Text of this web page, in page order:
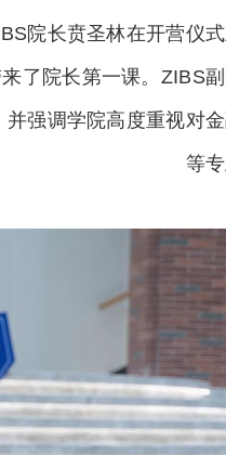
院长贲圣林在开营仪
了院长第一课。ZIBS
强调学院高度重视对
等